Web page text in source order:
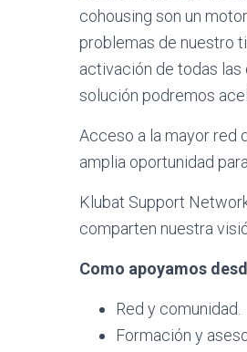
cohousing son un
problemas de nuestro
activación de todas
solución podremos
Acceso a la mayor red
amplia oportunidad
Klubat Support
comparten nuestra
Como apoyamos
Red y comunidad.
Formación y